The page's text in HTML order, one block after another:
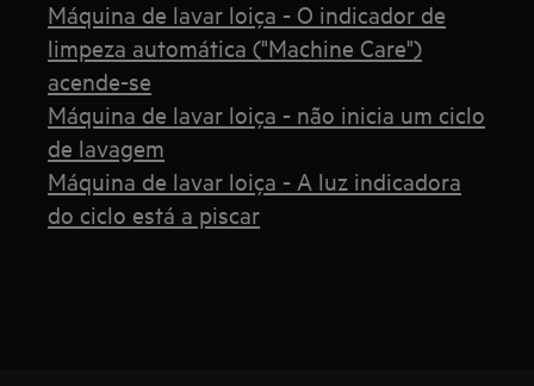
Máquina de lavar loiça - O indicador de
limpeza automática ("Machine Care")
acende-se
Máquina de lavar loiça - não inicia um ciclo
de lavagem
Máquina de lavar loiça - A luz indicadora
do ciclo está a piscar